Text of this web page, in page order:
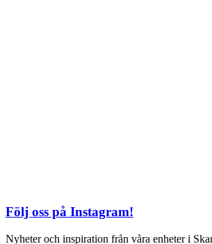
Följ oss på Instagram!
Nyheter och inspiration från våra enheter i